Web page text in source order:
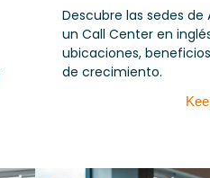
Descubre las sedes de
un Call Center en
ubicaciones,
de crecimiento.